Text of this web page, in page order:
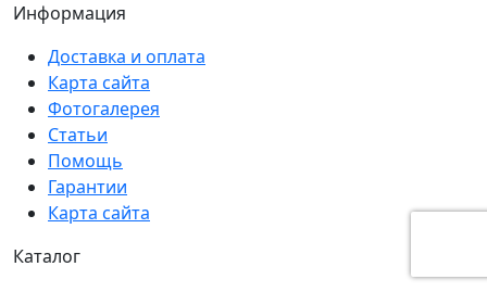
Информация
Доставка и оплата
Карта сайта
Фотогалерея
Статьи
Помощь
Гарантии
Карта сайта
Каталог